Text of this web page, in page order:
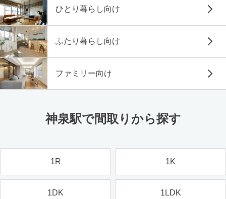
ひとり暮らし向け
ふたり暮らし向け
ファミリー向け
神泉駅で間取りから探す
1R 1K
1DK 1LDK